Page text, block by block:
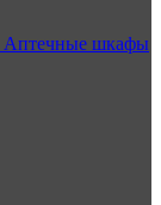
Аптечные шкафы